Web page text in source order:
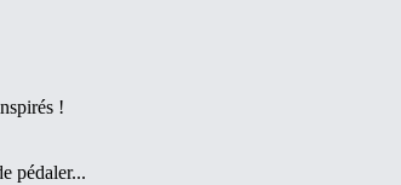
!
pédaler...